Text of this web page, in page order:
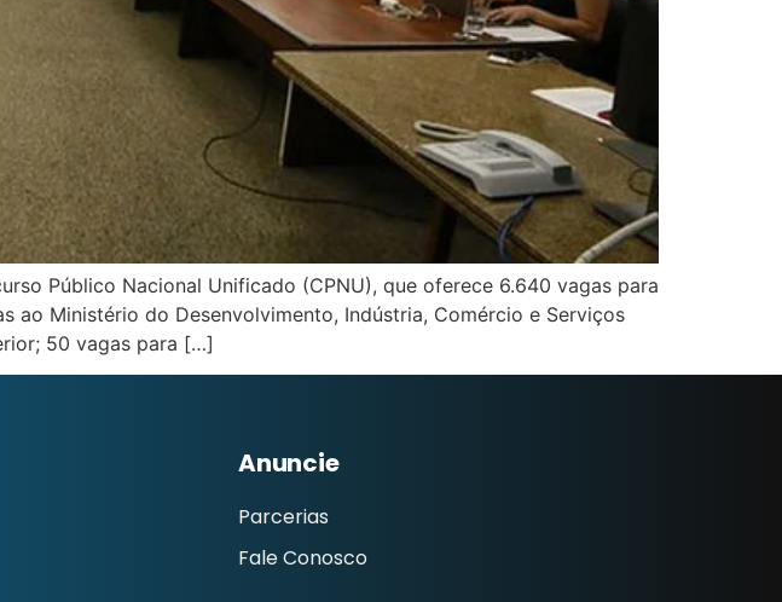
Público Nacional Unificado (CPNU), que oferece 6.640 vagas para
ao Ministério do Desenvolvimento, Indústria, Comércio e Serviços
50 vagas para […]
Anuncie
Parcerias
Fale Conosco